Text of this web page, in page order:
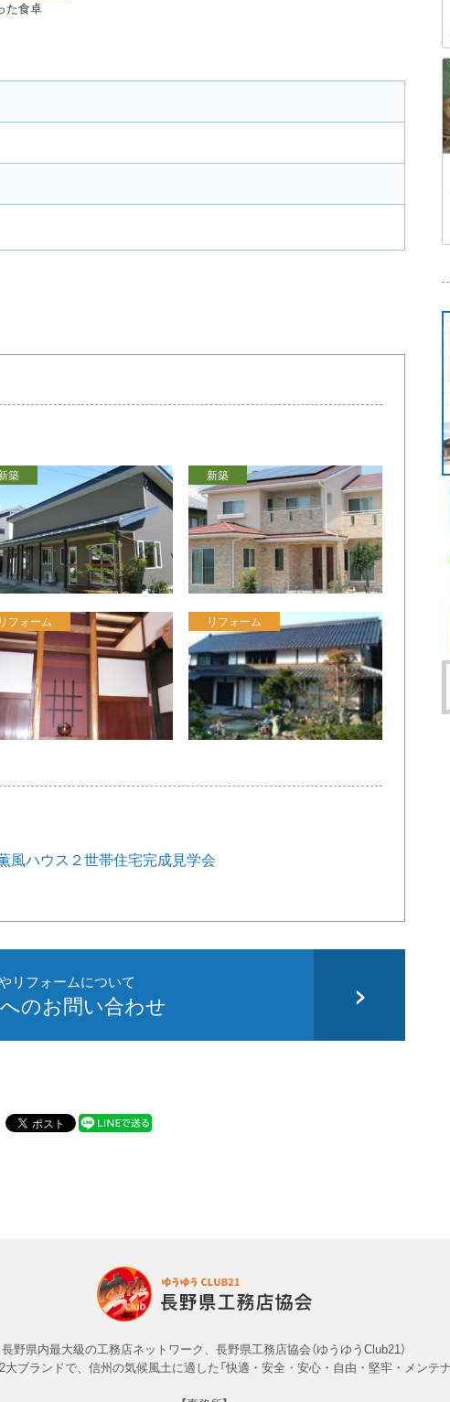
た食卓
築 新築
リフォーム リフォーム
風ハウス２世帯住宅完成見学会
リフォームについて
のお問い合わせ
長野県内最大級の工務店ネットワーク、長野県工務店協会（ゆうゆうClub21）
2大ブランドで、信州の気候風土に適した「快適・安全・安心・自由・堅牢・メンテ